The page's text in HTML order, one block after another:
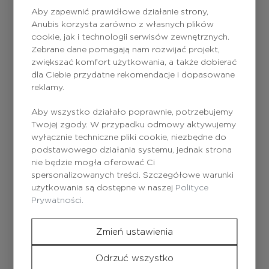
Shining Line Whitening
rozjaśniające Kontrola
pigmentu384zł
Kup
krem na dzień z filtrem
UV, 60 ml312zł
Aby zapewnić prawidłowe działanie strony,
Anubis korzysta zarówno z własnych plików
cookie, jak i technologii serwisów zewnętrznych.
Zebrane dane pomagają nam rozwijać projekt,
zwiększać komfort użytkowania, a także dobierać
dla Ciebie przydatne rekomendacje i dopasowane
reklamy.
Aby wszystko działało poprawnie, potrzebujemy
Twojej zgody. W przypadku odmowy aktywujemy
wyłącznie techniczne pliki cookie, niezbędne do
podstawowego działania systemu, jednak strona
nie będzie mogła oferować Ci
spersonalizowanych treści. Szczegółowe warunki
użytkowania są dostępne w naszej Polityce
Prywatności.
Zmień ustawienia
Odrzuć wszystko